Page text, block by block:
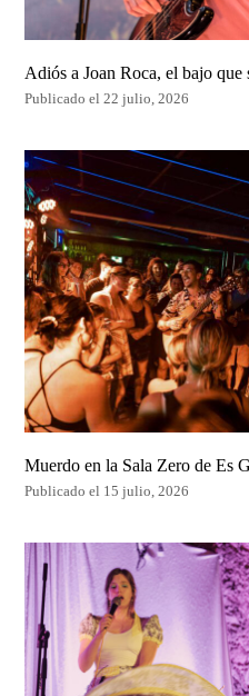
Adiós a Joan Roca, el bajo que
Publicado el 22 julio, 2026
Muerdo en la Sala Zero de Es
Publicado el 15 julio, 2026